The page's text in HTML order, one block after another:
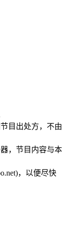
目出处方，不由
，节目内容与本
，以便尽快